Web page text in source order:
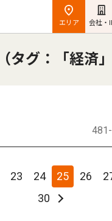
エリア 会社・
タグ：「経済」
23 24 25 26
30